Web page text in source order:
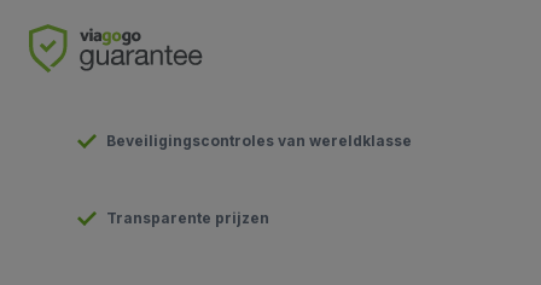
Beveiligingscontroles van wereldklasse
Transparente prijzen